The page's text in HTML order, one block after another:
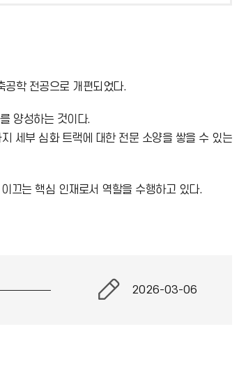
학 전공으로 개편되었다.
양성하는 것이다.
세부 심화 트랙에 대한 전문 소양을 쌓을 수 있는
끄는 핵심 인재로서 역할을 수행하고 있다.
2026-03-06